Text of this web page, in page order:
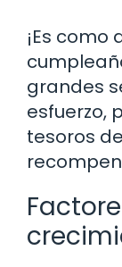
¡Es como
grandes
esfuerzo,
tesoros